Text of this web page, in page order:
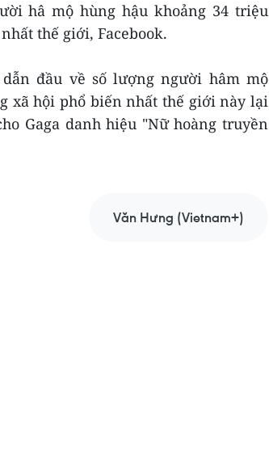
hâ mộ hùng hậu khoảng 34 triệu
thế giới, Facebook.
đầu về số lượng người hâm mộ
xã hội phổ biến nhất thế giới này lại
Gaga danh hiệu "Nữ hoàng truyền
Văn Hưng (Vietnam+)